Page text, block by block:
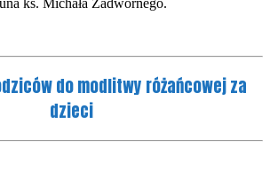
do modlitwy różańcowej za
dzieci